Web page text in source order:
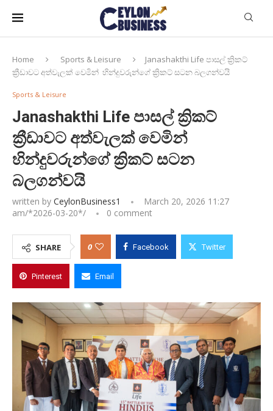
Home Sports & Leisure
Janashakthi Life පාසල් ක්‍රිකට්
ක්‍රීඩාවට අත්වැලක් වෙමින් හින්දුවරුන්ගේ ක්‍රිකට් සටන බලගන්වයි
Sports & Leisure
Janashakthi Life පාසල් ක්‍රිකට්
ක්‍රීඩාවට අත්වැලක් වෙමින්
හින්දුවරුන්ගේ ක්‍රිකට් සටන
බලගන්වයි
written by CeylonBusiness1
March 20, 2026 11:27
am/*2026-03-20*/ 0 comment
SHARE 0 Facebook Twitter
Pinterest Email